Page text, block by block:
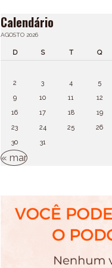
Calendário
AGOSTO 2026
D S T Q
2
3 4 5
9
10 11 12
16
17 18 19
23
24 25 26
30
31
« mar